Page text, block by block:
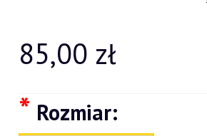
85,00 zł
* Rozmiar: